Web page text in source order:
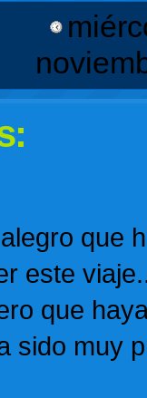
que
este
que
sido muy